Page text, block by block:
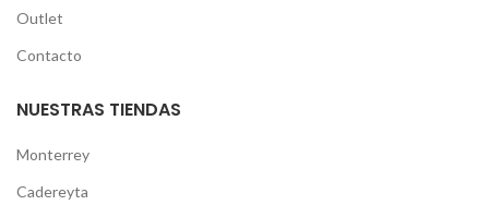
Outlet
Contacto
NUESTRAS TIENDAS
Monterrey
Cadereyta